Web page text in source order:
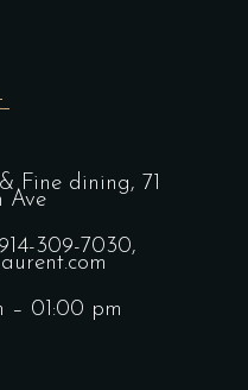
Fine dining, 71
Ave
309-7030,
– 01:00 pm